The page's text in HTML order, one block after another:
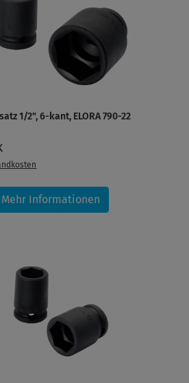
1/2", 6-kant, ELORA 790-22
Mehr Informationen